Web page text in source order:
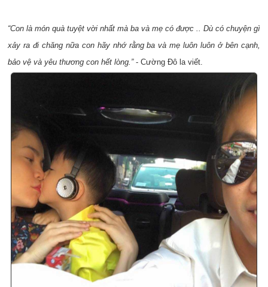
“Con là món quà tuyệt vời nhất mà ba và mẹ có được .. Dù có chuyện gì
xảy ra đi chăng nữa con hãy nhớ rằng ba và mẹ luôn luôn ở bên cạnh,
bảo vệ và yêu thương con hết lòng.”- Cường Đô la viết.